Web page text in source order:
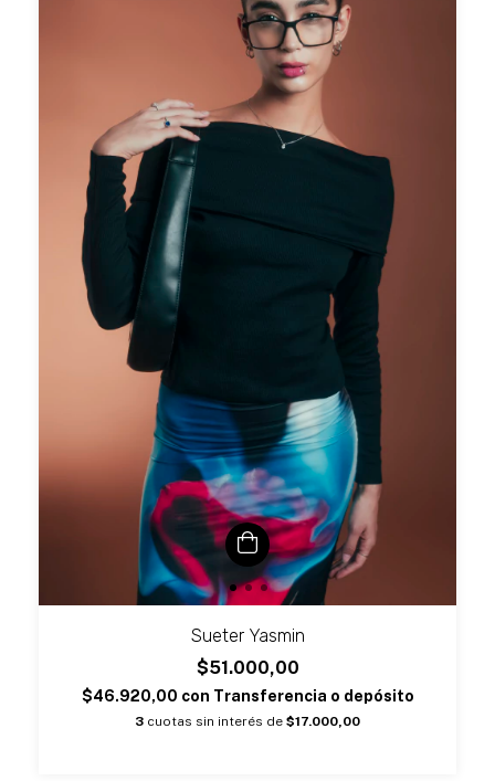
Sueter Yasmin
$51.000,00
$46.920,00 con Transferencia o depósito
3 cuotas sin interés de $17.000,00